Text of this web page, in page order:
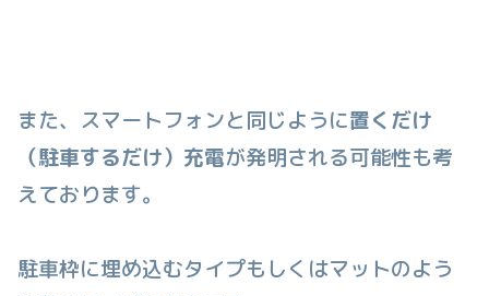
また、スマートフォンと同じように置くだけ
（駐車するだけ）充電が発明される可能性も考
えております。
駐車枠に埋め込むタイプもしくはマットのよう